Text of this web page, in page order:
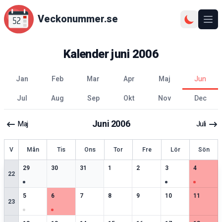
Veckonummer.se
Kalenderjuni 2006
jan feb mar apr maj
jun
jul
aug sep okt nov dec
Maj Juni2006 Juli
Vecka Mån Tis Ons Tor Fre Lör Sön
22
29
3speciella datum
30
2speciella datum
31
2speciella datum
12 speciella datum
2
2speciella datum
3
3speciella datum
4
3
23
5
2speciella datum
6
3speciella datum
7
2speciella datum
8
2speciella datum
9
2speciella datum
10
2speciella datum
11
2